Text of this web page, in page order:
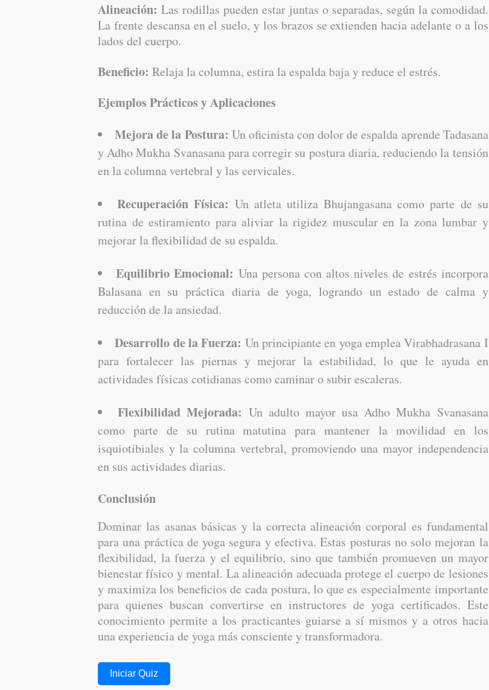
Alineación: Las rodillas pueden estar juntas o separadas, según la comodidad.
La frente descansa en el suelo, y los brazos se extienden hacia adelante o a los
lados del cuerpo.
Beneficio: Relaja la columna, estira la espalda baja y reduce el estrés.
Ejemplos Prácticos y Aplicaciones
Mejora de la Postura: Un oficinista con dolor de espalda aprende Tadasana
y Adho Mukha Svanasana para corregir su postura diaria, reduciendo la tensión
en la columna vertebral y las cervicales.
Recuperación Física: Un atleta utiliza Bhujangasana como parte de su
rutina de estiramiento para aliviar la rigidez muscular en la zona lumbar y
mejorar la flexibilidad de su espalda.
Equilibrio Emocional: Una persona con altos niveles de estrés incorpora
Balasana en su práctica diaria de yoga, logrando un estado de calma y
reducción de la ansiedad.
Desarrollo de la Fuerza: Un principiante en yoga emplea Virabhadrasana I
para fortalecer las piernas y mejorar la estabilidad, lo que le ayuda en
actividades físicas cotidianas como caminar o subir escaleras.
Flexibilidad Mejorada: Un adulto mayor usa Adho Mukha Svanasana
como parte de su rutina matutina para mantener la movilidad en los
isquiotibiales y la columna vertebral, promoviendo una mayor independencia
en sus actividades diarias.
Conclusión
Dominar las asanas básicas y la correcta alineación corporal es fundamental
para una práctica de yoga segura y efectiva. Estas posturas no solo mejoran la
flexibilidad, la fuerza y el equilibrio, sino que también promueven un mayor
bienestar físico y mental. La alineación adecuada protege el cuerpo de lesiones
y maximiza los beneficios de cada postura, lo que es especialmente importante
para quienes buscan convertirse en instructores de yoga certificados. Este
conocimiento permite a los practicantes guiarse a sí mismos y a otros hacia
una experiencia de yoga más consciente y transformadora.
Iniciar Quiz